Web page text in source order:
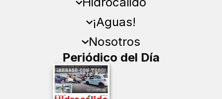
¡Aguas!
Nosotros
Periódico del Día